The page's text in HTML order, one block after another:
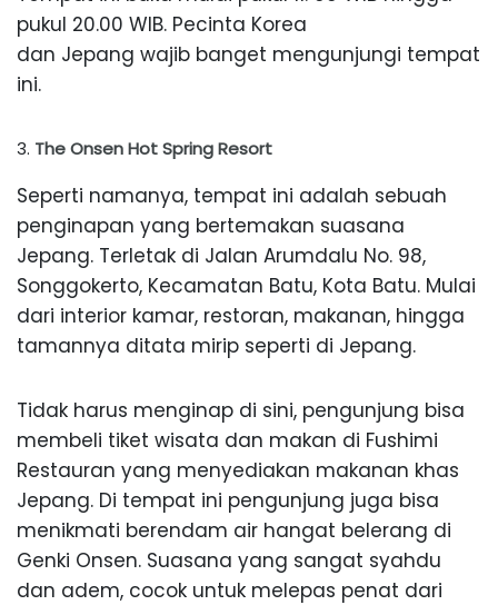
pukul 20.00 WIB. Pecinta Korea
dan Jepang wajib banget mengunjungi tempat
ini.
The Onsen Hot Spring Resort
Seperti namanya, tempat ini adalah sebuah
penginapan yang bertemakan suasana
Jepang. Terletak di Jalan Arumdalu No. 98,
Songgokerto, Kecamatan Batu, Kota Batu. Mulai
dari interior kamar, restoran, makanan, hingga
tamannya ditata mirip seperti di Jepang.
Tidak harus menginap di sini, pengunjung bisa
membeli tiket wisata dan makan di Fushimi
Restauran yang menyediakan makanan khas
Jepang. Di tempat ini pengunjung juga bisa
menikmati berendam air hangat belerang di
Genki Onsen. Suasana yang sangat syahdu
dan adem, cocok untuk melepas penat dari